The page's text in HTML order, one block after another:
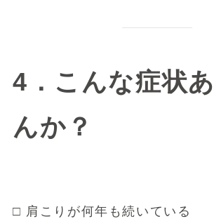
4．こんな症状
んか？
□ 肩こりが何年も続いている